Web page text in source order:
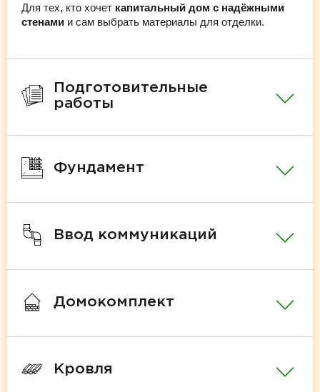
Для тех, кто хочет капитальный дом с надёжными
стенами и сам выбрать материалы для отделки.
Подготовительные
работы
Фундамент
Ввод коммуникаций
Домокомплект
Кровля